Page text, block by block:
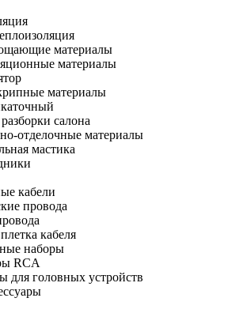
материалы
материалы
материалы
салона
отделочные материалы
мастика
кабели
провода
кабеля
наборы
RCA
для головных устройств